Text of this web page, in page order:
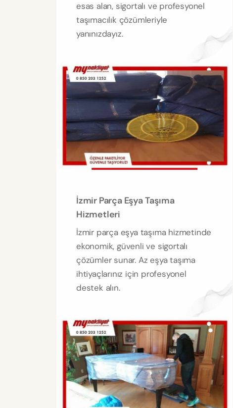
esas alan, sigortalı ve profesyonel
taşımacılık çözümleriyle
yanınızdayız.
İzmir Parça Eşya Taşıma
Hizmetleri
İzmir parça eşya taşıma hizmetinde
ekonomik, güvenli ve sigortalı
çözümler sunar. Az eşya taşıma
ihtiyaçlarınız için profesyonel
destek alın.